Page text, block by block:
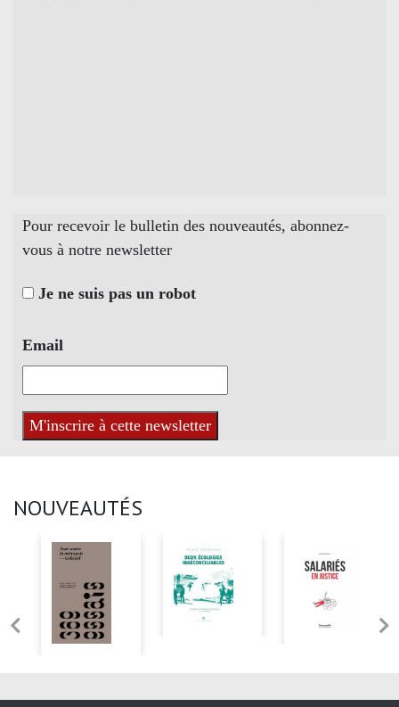
Pour recevoir le bulletin des nouveautés, abonnez-
vous à notre newsletter
Je ne suis pas un robot
Email
NOUVEAUTÉS